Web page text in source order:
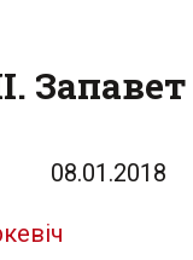
Запавет
08.01.2018